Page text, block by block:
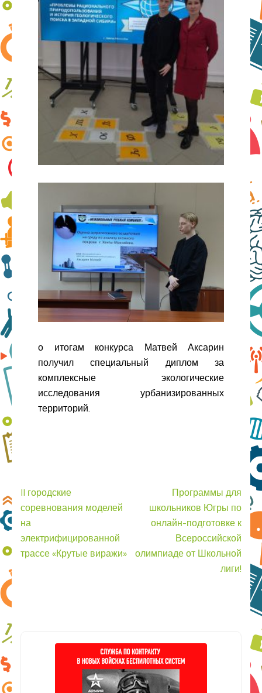
о итогам конкурса Матвей Аксарин
получил специальный диплом за
комплексные экологические
исследования урбанизированных
территорий.
Навигация
по
записям
II городские
соревнования моделей
на
электрифицированной
трассе «Крутые виражи»
Программы для
школьников Югры по
онлайн-подготовке к
Всероссийской
олимпиаде от Школьной
лиги!